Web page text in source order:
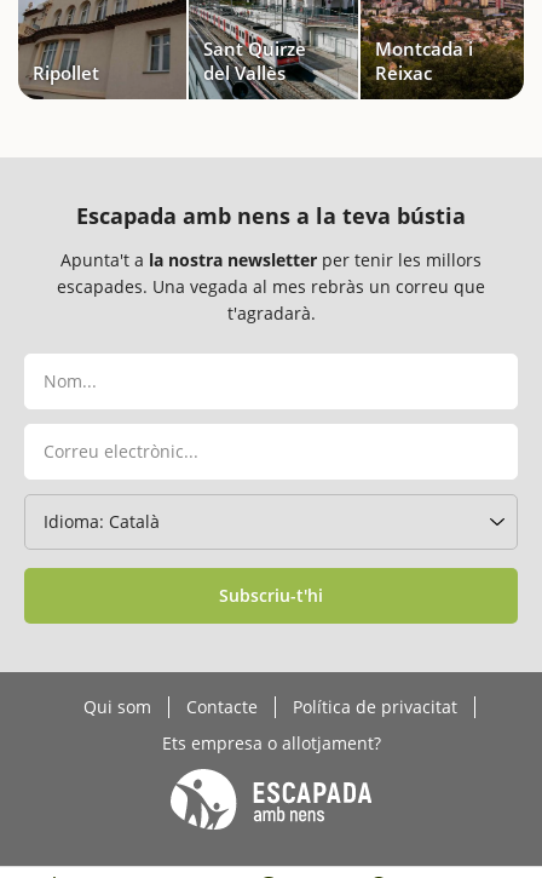
Ripollet
Sant Quirze
del Vallès
Montcada i
Reixac
Escapada amb nens a la teva bústia
Apunta't a la nostra newsletter per tenir les millors
escapades. Una vegada al mes rebràs un correu que
t'agradarà.
Subscriu-t'hi
Qui som Contacte
Política de privacitat
Ets empresa o allotjament?